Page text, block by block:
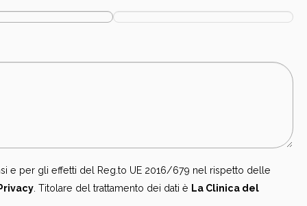
e per gli effetti del Reg.to UE 2016/679 nel rispetto delle
Privacy. Titolare del trattamento dei dati è La Clinica del